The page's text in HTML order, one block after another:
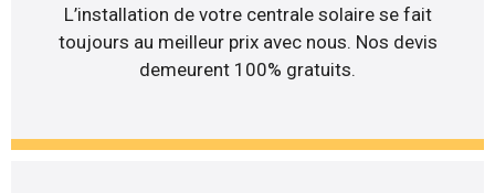
L’installation de votre centrale solaire se fait
toujours au meilleur prix avec nous. Nos devis
demeurent 100% gratuits.